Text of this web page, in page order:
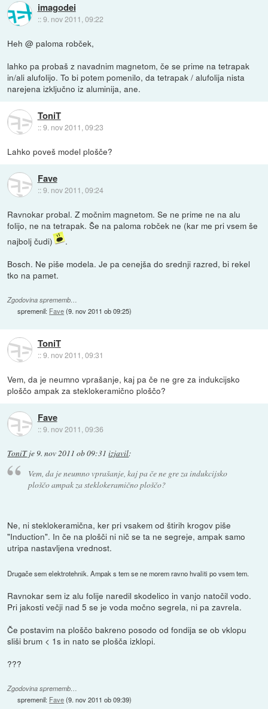
imagodei
::9. nov 2011, 09:22
Heh @ paloma robček,
lahko pa probaš z navadnim magnetom, če se prime na tetrapak
in/ali alufolijo. To bi potem pomenilo, da tetrapak / alufolija nista
narejena izključno iz aluminija, ane.
ToniT
::9. nov 2011, 09:23
Lahko poveš model plošče?
Fave
::9. nov 2011, 09:24
Ravnokar probal. Z močnim magnetom. Se ne prime ne na alu
folijo, ne na tetrapak. Še na paloma robček ne (kar me pri vsem še
najbolj čudi)
.
Bosch. Ne piše modela. Je pa cenejša do srednji razred, bi rekel
tko na pamet.
Zgodovina sprememb…
spremenil: Fave(9. nov 2011 ob 09:25)
ToniT
::9. nov 2011, 09:31
Vem, da je neumno vprašanje, kaj pa če ne gre za indukcijsko
ploščo ampak za steklokeramično ploščo?
Fave
::9. nov 2011, 09:36
ToniTje9. nov 2011 ob 09:31 izjavil:
Vem, da je neumno vprašanje, kaj pa če ne gre za indukcijsko
ploščo ampak za steklokeramično ploščo?
Ne, ni steklokeramična, ker pri vsakem od štirih krogov piše
"Induction". In če na plošči ni nič se ta ne segreje, ampak samo
utripa nastavljena vrednost.
Drugače sem elektrotehnik. Ampak s tem se ne morem ravno hvaliti po vsem tem.
Ravnokar sem iz alu folije naredil skodelico in vanjo natočil vodo.
Pri jakosti večji nad 5 se je voda močno segrela, ni pa zavrela.
Če postavim na ploščo bakreno posodo od fondija se ob vklopu
sliši brum < 1s in nato se plošča izklopi.
???
Zgodovina sprememb…
spremenil: Fave(9. nov 2011 ob 09:39)